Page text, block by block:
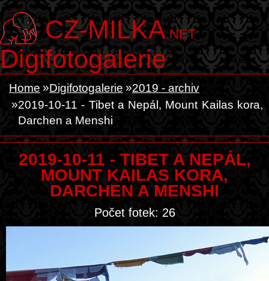
CZ-MILKA.NET
Digifotogalerie
Home Digifotogalerie
2019 - archiv
2019-10-11 - Tibet a Nepál, Mount Kailas kora,
Darchen a Menshi
2019-10-11 - TIBET A NEPÁL,
MOUNT KAILAS KORA,
DARCHEN A MENSHI
Počet fotek: 26